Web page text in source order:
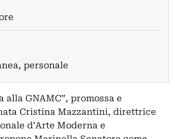
personale
alla GNAMC”, promossa e
Cristina Mazzantini, direttrice
d’Arte Moderna e